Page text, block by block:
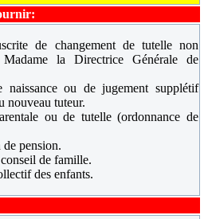
de changement de tutelle non
Madame la Directrice Générale de
naissance ou de jugement supplétif
nouveau tuteur.
ou de tutelle (ordonnance de
pension.
de famille.
des enfants.